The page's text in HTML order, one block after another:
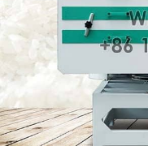
Модель
Емкость
Размер